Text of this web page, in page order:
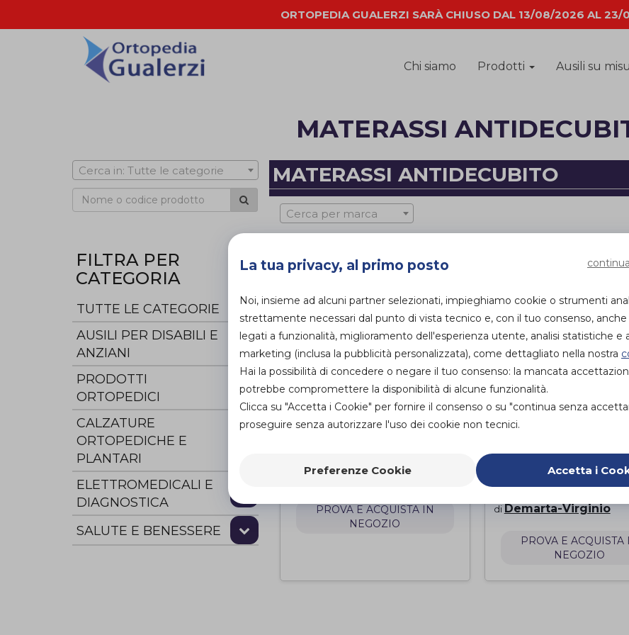
ORTOPEDIA GUALERZI SARÀ CHIUSO DAL 13/08/2026 AL
Chi siamo Prodotti Ausili su
MATERASSI
Cerca in: Tutte le categorie
FILTRA PER
CATEGORIA
TUTTE LE CATEGORIE
AUSILI PER DISABILI E
ANZIANI
PRODOTTI
ORTOPEDICI
CALZATURE
ORTOPEDICHE E
PLANTARI
ELETTROMEDICALI E
DIAGNOSTICA
SALUTE E BENESSERE
MATERASSI ANTIDECUBITO
Cerca per marca
SUPERCARE T04
Demarta-Virginio
PROVA E ACQUISTA IN
NEGOZIO
Antidecubito
Composito
POLIMED
diDemarta-Virginio
PROVA E ACQUISTA
NEGOZIO
La tua privacy, al primo posto
Noi, insieme ad alcuni partner selezionati, impieghiamo cookie o strumenti
strettamente necessari dal punto di vista tecnico e, con il tuo consenso,
legati a funzionalità, miglioramento dell'esperienza utente, analisi statistiche e
marketing (inclusa la pubblicità personalizzata), come dettagliato nella nostra
Hai la possibilità di concedere o negare il tuo consenso: la mancata
potrebbe compromettere la disponibilità di alcune funzionalità.
Clicca su "Accetta i Cookie" per fornire il consenso o su "continua senza
proseguire senza autorizzare l'uso dei cookie non tecnici.
Preferenze Cookie Accetta i